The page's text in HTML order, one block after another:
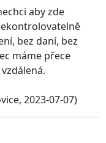
aby zde
bez daní, bez
máme přece
2023-07-07)